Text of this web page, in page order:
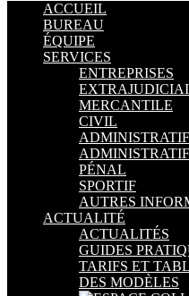
ACCUEIL
BUREAU
ÉQUIPE
SERVICES
ENTREPRISES
MERCANTILE
CIVIL
ADMINISTRATIF
PÉNAL
SPORTIF
AUTRES
ACTUALITÉ
ACTUALITÉS
GUIDES
TARIFS ET
DES MODÈLES